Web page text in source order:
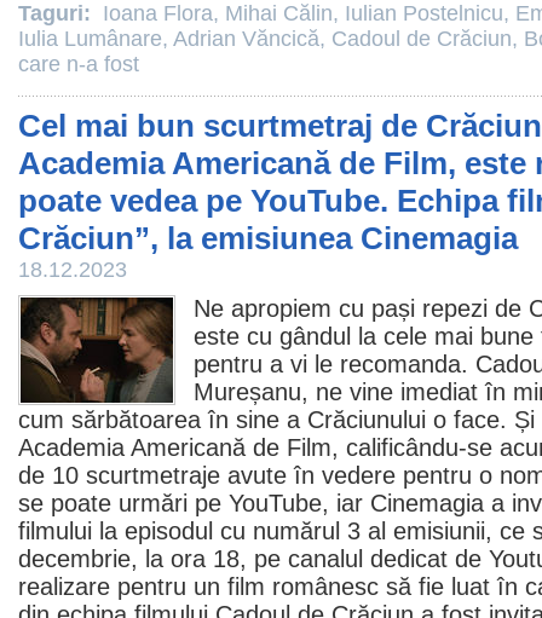
Taguri: Ioana Flora, Mihai Călin, Iulian Postelnicu,
Iulia Lumânare, Adrian Văncică, Cadoul de Crăciun,
care n-a fost
Cel mai bun scurtmetraj de
Academia Americană de Film, este
poate vedea pe YouTube. Echipa
Crăciun”, la emisiunea Cinemagia
18.12.2023
Ne apropiem cu pași repezi de
este cu gândul la cele mai bune
pentru a vi le recomanda.
Mureșanu, ne vine imediat în
cum sărbătoarea în sine a Crăciunului o face.
Academia Americană de Film, calificându-se
de 10 scurtmetraje avute în vedere pentru o
se poate urmări pe YouTube, iar Cinemagia a
filmului la episodul cu numărul 3 al emisiunii, ce
decembrie, la ora 18, pe canalul dedicat de
realizare pentru un film românesc să fie luat în